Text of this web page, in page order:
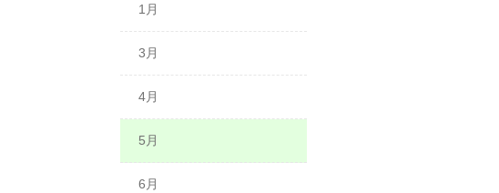
2月
3月
4月
5月
7月
1月
3月
4月
5月
6月